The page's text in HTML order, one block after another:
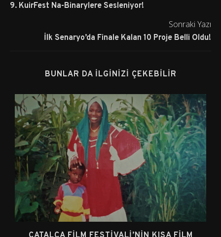
9. KuirFest Na-Binarylere Sesleniyor!
Sonraki Yazı
İlk Senaryo’da Finale Kalan 10 Proje Belli Oldu!
BUNLAR DA İLGINIZI ÇEKEBILIR